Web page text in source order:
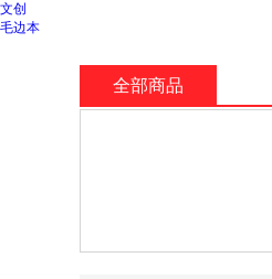
文创
毛边本
全部商品